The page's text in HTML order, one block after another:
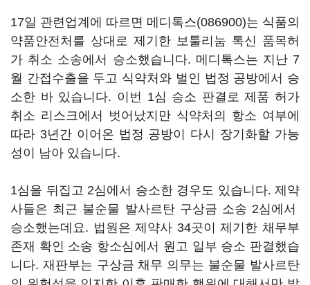
17일 관련업계에 따르면 메디톡스(086900)는 식품의
약품안전처를 상대로 제기한 보툴리눔 톡신 품목허
가 취소 소송에서 승소했습니다. 메디톡스는 지난 7
월 간접수출을 두고 식약처와 벌인 법정 공방에서 승
소한 바 있습니다. 이번 1심 승소 판결로 제품 허가
취소 리스크에서 벗어났지만 식약처의 항소 여부에
따라 3년간 이어온 법정 공방이 다시 장기화할 가능
성이 남아 있습니다.
1심을 뒤집고 2심에서 승소한 경우도 있습니다. 제약
사들은 최근 불순물 발사르탄 구상금 소송 2심에서
승소했는데요. 법원은 제약사 34곳이 제기한 채무부
존재 확인 소송 항소심에서 원고 일부 승소 판결했습
니다. 재판부는 구상금 채무 의무는 불순물 발사르탄